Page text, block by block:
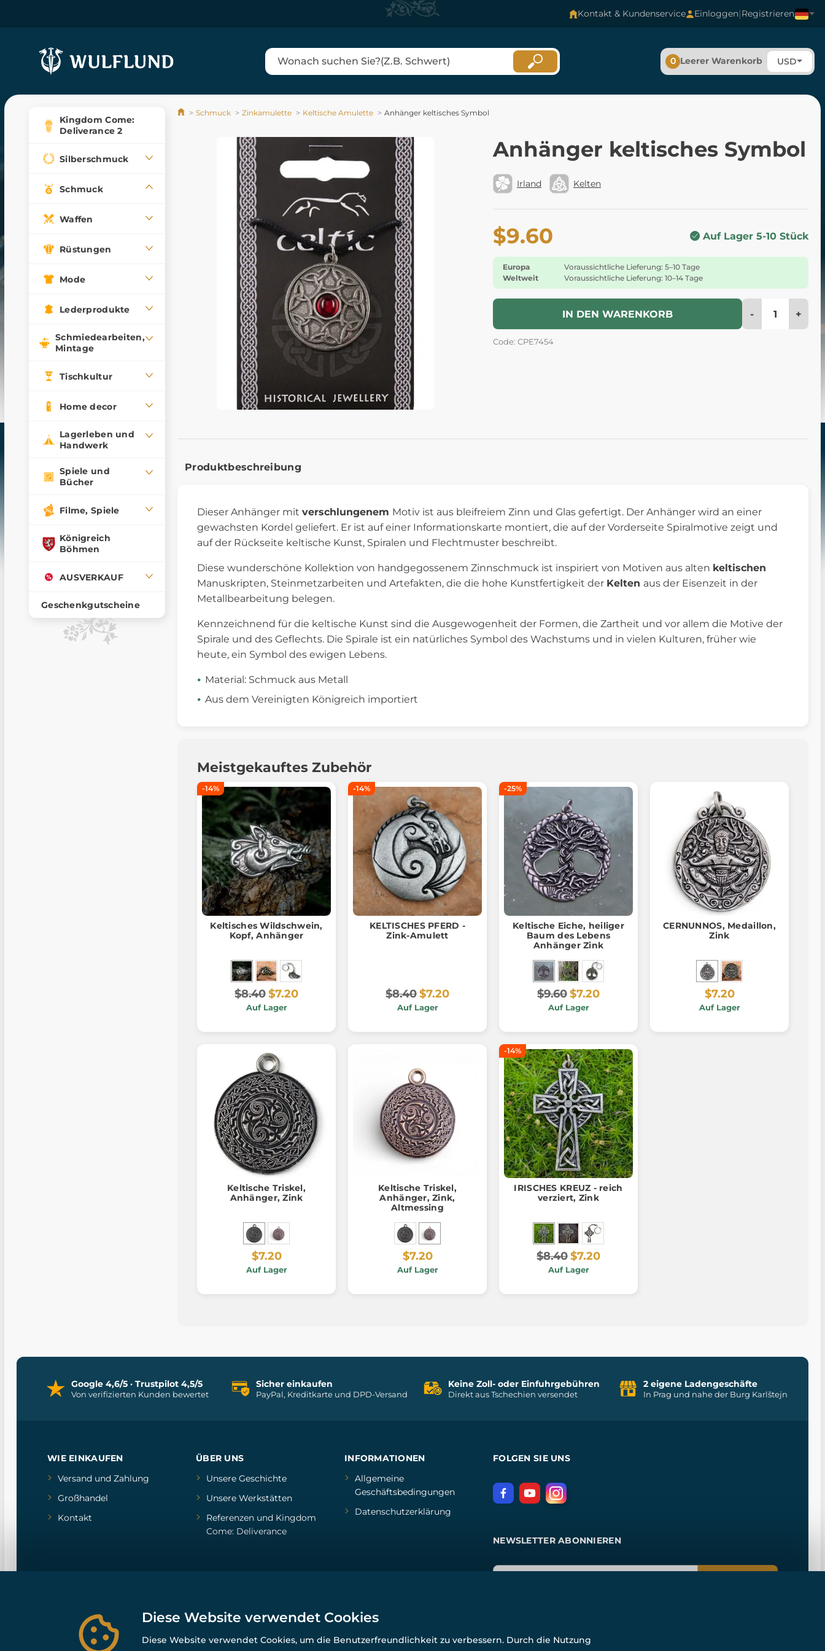
Kontakt & Kundenservice Einloggen|Registrieren
0 Leerer Warenkorb USD
Kingdom Come:
Deliverance 2
Silberschmuck
Schmuck
Waffen
Rüstungen
Mode
Lederprodukte
Schmiedearbeiten,
Mintage
Tischkultur
Home decor
Lagerleben und
Handwerk
Spiele und
Bücher
Filme, Spiele
Königreich
Böhmen
AUSVERKAUF
Geschenkgutscheine
Schmuck Zinkamulette Keltische Amulette Anhänger keltisches Symbol
Anhänger keltisches Symbol
Irland Kelten
$9.60 Auf Lager 5-10 Stück
Europa
Voraussichtliche Lieferung: 5–10 Tage
Weltweit
Voraussichtliche Lieferung: 10–14 Tage
IN DEN WARENKORB - +
Code: CPE7454
Produktbeschreibung
Dieser Anhänger mit verschlungenem Motiv ist aus bleifreiem Zinn und Glas gefertigt. Der Anhänger wird an einer
gewachsten Kordel geliefert. Er ist auf einer Informationskarte montiert, die auf der Vorderseite Spiralmotive zeigt und
auf der Rückseite keltische Kunst, Spiralen und Flechtmuster beschreibt.
Diese wunderschöne Kollektion von handgegossenem Zinnschmuck ist inspiriert von Motiven aus alten keltischen
Manuskripten, Steinmetzarbeiten und Artefakten, die die hohe Kunstfertigkeit der Kelten aus der Eisenzeit in der
Metallbearbeitung belegen.
Kennzeichnend für die keltische Kunst sind die Ausgewogenheit der Formen, die Zartheit und vor allem die Motive der
Spirale und des Geflechts. Die Spirale ist ein natürliches Symbol des Wachstums und in vielen Kulturen, früher wie
heute, ein Symbol des ewigen Lebens.
Material: Schmuck aus Metall
Aus dem Vereinigten Königreich importiert
Meistgekauftes Zubehör
-14%
Keltisches Wildschwein,
Kopf, Anhänger
$8.40 $7.20
Auf Lager
-14%
KELTISCHES PFERD -
Zink-Amulett
$8.40 $7.20
Auf Lager
-25%
Keltische Eiche, heiliger
Baum des Lebens
Anhänger Zink
$9.60 $7.20
Auf Lager
CERNUNNOS, Medaillon,
Zink
$7.20
Auf Lager
Keltische Triskel,
Anhänger, Zink
$7.20
Auf Lager
Keltische Triskel,
Anhänger, Zink,
Altmessing
$7.20
Auf Lager
-14%
IRISCHES KREUZ - reich
verziert, Zink
$8.40 $7.20
Auf Lager
Google 4,6/5 · Trustpilot 4,5/5
Von verifizierten Kunden bewertet
Sicher einkaufen
PayPal, Kreditkarte und DPD-Versand
Keine Zoll- oder Einfuhrgebühren
Direkt aus Tschechien versendet
2 eigene Ladengeschäfte
In Prag und nahe der Burg Karlštejn
WIE EINKAUFEN
Versand und Zahlung
Großhandel
Kontakt
ÜBER UNS
Unsere Geschichte
Unsere Werkstätten
Referenzenund Kingdom
Come: Deliverance
INFORMATIONEN
Allgemeine
Geschäftsbedingungen
Datenschutzerklärung
FOLGEN SIE UNS
NEWSLETTER ABONNIEREN
Diese Website verwendet Cookies
Diese Website verwendet Cookies, um die Benutzerfreundlichkeit zu verbessern. Durch die Nutzung